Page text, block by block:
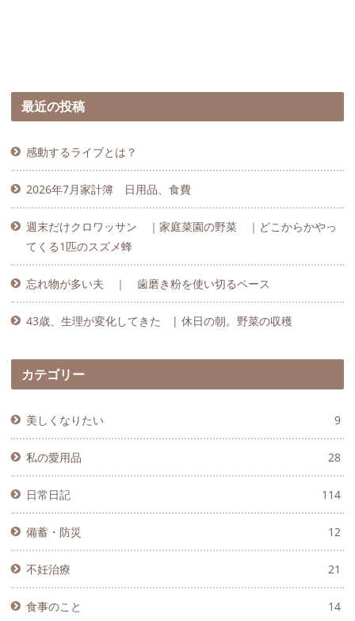
最近の投稿
感動するライブとは？
2026年7月家計簿 日用品、食費
週末だけクロワッサン ｜家庭菜園の野菜 ｜どこからかやっ
てくる1匹のスズメ蜂
忘れ物が多い夫 ｜ 歯磨き粉を使い切るペース
43歳、生理が変化してきた | 休日の朝。野菜の収穫
カテゴリー
美しくなりたい 9
私の愛用品 28
日常日記 114
備蓄・防災 12
不妊治療 21
食事のこと 14